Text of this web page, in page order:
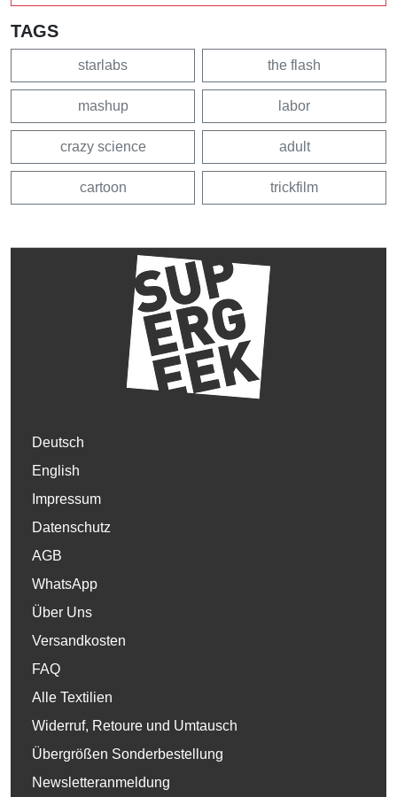
TAGS
starlabs the flash
mashup labor
crazy science adult
cartoon trickfilm
Deutsch
English
Impressum
Datenschutz
AGB
WhatsApp
Über Uns
Versandkosten
FAQ
Alle Textilien
Widerruf, Retoure und Umtausch
Übergrößen Sonderbestellung
Newsletteranmeldung